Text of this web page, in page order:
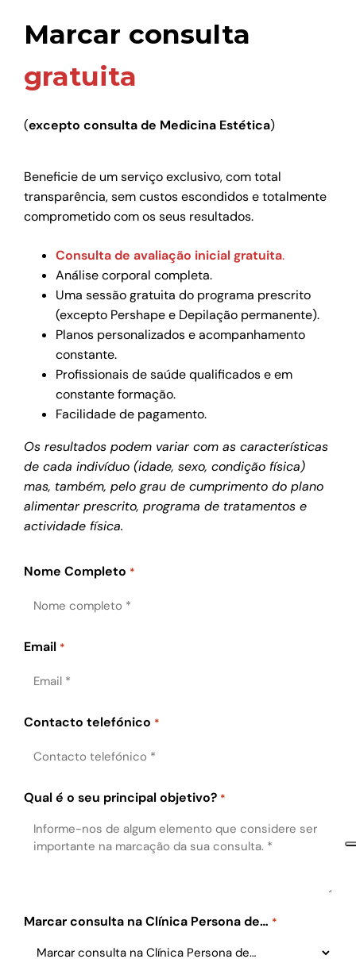
Marcar consulta
gratuita
(excepto consulta de Medicina Estética)
Beneficie de um serviço exclusivo, com total
transparência, sem custos escondidos e totalmente
comprometido com os seus resultados.
Consulta de avaliação inicial gratuita.
Análise corporal completa.
Uma sessão gratuita do programa prescrito
(excepto Pershape e Depilação permanente).
Planos personalizados e acompanhamento
constante.
Profissionais de saúde qualificados e em
constante formação.
Facilidade de pagamento.
Os resultados podem variar com as características
de cada indivíduo (idade, sexo, condição física)
mas, também, pelo grau de cumprimento do plano
alimentar prescrito, programa de tratamentos e
actividade física.
Nome Completo *
Email *
Contacto telefónico *
Qual é o seu principal objetivo? *
Marcar consulta na Clínica Persona de… *